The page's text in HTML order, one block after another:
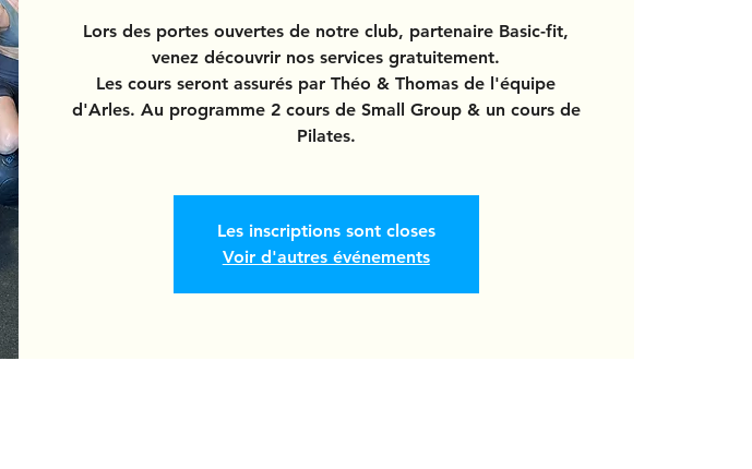
Lors des portes ouvertes de notre club, partenaire Basic-fit,
venez découvrir nos services gratuitement.
Les cours seront assurés par Théo & Thomas de l'équipe
d'Arles. Au programme 2 cours de Small Group & un cours de
Pilates.
Les inscriptions sont closes
Voir d'autres événements